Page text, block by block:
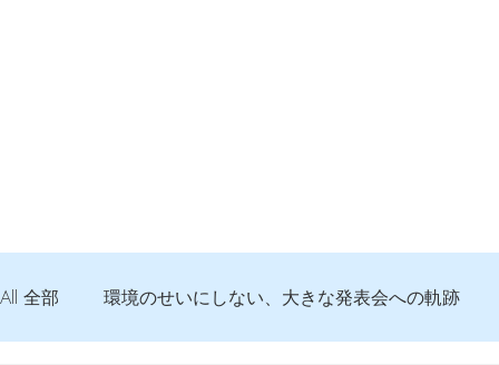
All 全部 環境のせいにしない、大きな発表会への軌跡